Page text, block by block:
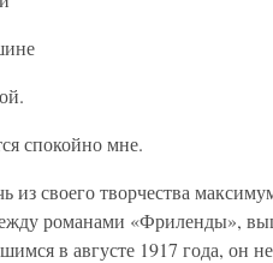
спокойно мне.
своего творчества
романами «Фриленды»,
в августе 1917 года, он